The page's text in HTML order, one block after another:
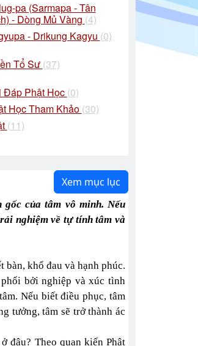
pa (Sarmapa - Tân
- Dòng Mủ Vàng (4)
- Drikung Kagyu (0)
Tổ Sư (37)
Đáp Phật Học (0)
Học Tham Khảo (30)
(11)
Xem mục lục
của tâm vô minh. Nếu
nghiệm về tự tính tâm và
bàn, khổ đau và hạnh phúc.
bởi nghiệp và xúc tình
Nếu biết điều phục, tâm
tưởng, tâm sẽ trở thành ác
đâu? Theo quan kiến Phật